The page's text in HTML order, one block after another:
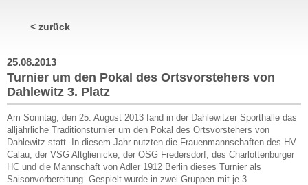
< zurück
25.08.2013
Turnier um den Pokal des Ortsvorstehers von
Dahlewitz 3. Platz
Am Sonntag, den 25. August 2013 fand in der Dahlewitzer Sporthalle das
alljährliche Traditionsturnier um den Pokal des Ortsvorstehers von
Dahlewitz statt. In diesem Jahr nutzten die Frauenmannschaften des HV
Calau, der VSG Altglienicke, der OSG Fredersdorf, des Charlottenburger
HC und die Mannschaft von Adler 1912 Berlin dieses Turnier als
Saisonvorbereitung. Gespielt wurde in zwei Gruppen mit je 3